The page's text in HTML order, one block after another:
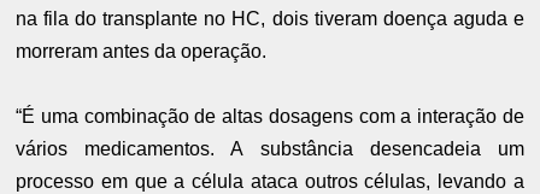
na fila do transplante no HC, dois tiveram doença aguda e
morreram antes da operação.
“É uma combinação de altas dosagens com a interação de
vários medicamentos. A substância desencadeia um
processo em que a célula ataca outros células, levando a